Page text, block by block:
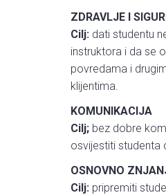
ZDRAVLJE I
Cilj: dati studentu
instruktora i da se
povredama i
klijentima.
KOMUNIKACIJA
Cilj; bez dobre
osvijestiti studenta
OSNOVNO
Cilj: pripremiti